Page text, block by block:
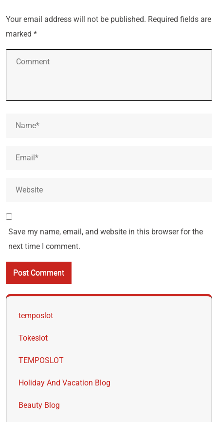
Your email address will not be published. Required fields are
marked *
Save my name, email, and website in this browser for the
next time I comment.
temposlot
Tokeslot
TEMPOSLOT
Holiday And Vacation Blog
Beauty Blog